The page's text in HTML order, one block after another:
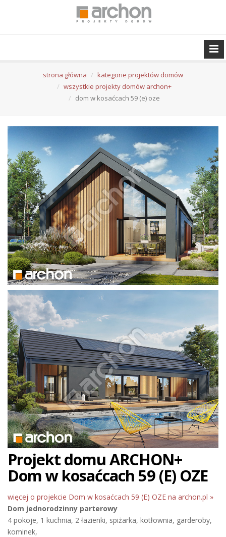
strona główna
kategorie projektów domów
wszystkie projekty domów archon+
dom w kosaćcach 59 (e) oze
Projekt domu ARCHON+
Dom w kosaćcach 59 (E) OZE
więcej o projekcie Dom w kosaćcach 59 (E) OZE na archon.pl »
Dom jednorodzinny parterowy
4 pokoje, 1 kuchnia, 2 łazienki, spiżarka, kotłownia, garderoby,
kominek,